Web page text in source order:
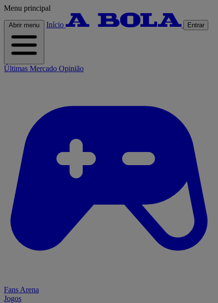
Menu principal
Abrir menu Início Entrar
Últimas Mercado Opinião
Fans Arena
Jogos